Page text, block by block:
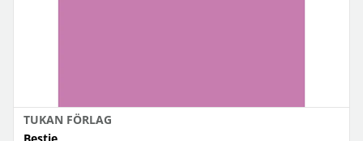
TUKAN FÖRLAG